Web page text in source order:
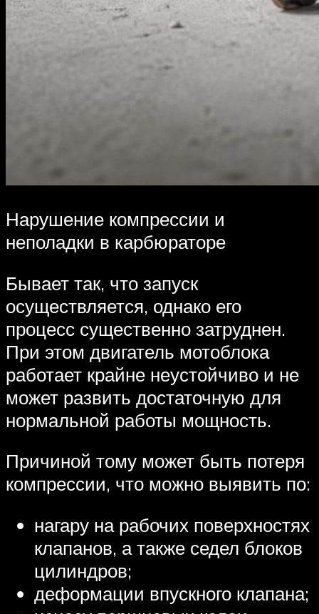
Нарушение компрессии и
неполадки в карбюраторе
Бывает так, что запуск
осуществляется, однако его
процесс существенно затруднен.
При этом двигатель мотоблока
работает крайне неустойчиво и не
может развить достаточную для
нормальной работы мощность.
Причиной тому может быть потеря
компрессии, что можно выявить по:
нагару на рабочих поверхностях
клапанов, а также седел блоков
цилиндров;
деформации впускного клапана;